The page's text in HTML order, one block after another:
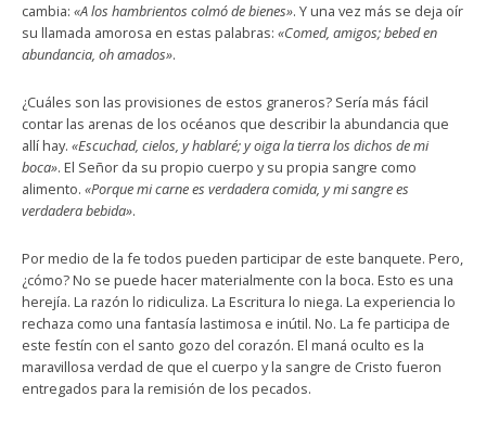
cambia: «A los hambrientos colmó de bienes». Y una vez más se deja oír
su llamada amorosa en estas palabras: «Comed, amigos; bebed en
abundancia, oh amados».
¿Cuáles son las provisiones de estos graneros? Sería más fácil
contar las arenas de los océanos que describir la abundancia que
allí hay. «Escuchad, cielos, y hablaré; y oiga la tierra los dichos de mi
boca». El Señor da su propio cuerpo y su propia sangre como
alimento. «Porque mi carne es verdadera comida, y mi sangre es
verdadera bebida».
Por medio de la fe todos pueden participar de este banquete. Pero,
¿cómo? No se puede hacer materialmente con la boca. Esto es una
herejía. La razón lo ridiculiza. La Escritura lo niega. La experiencia lo
rechaza como una fantasía lastimosa e inútil. No. La fe participa de
este festín con el santo gozo del corazón. El maná oculto es la
maravillosa verdad de que el cuerpo y la sangre de Cristo fueron
entregados para la remisión de los pecados.